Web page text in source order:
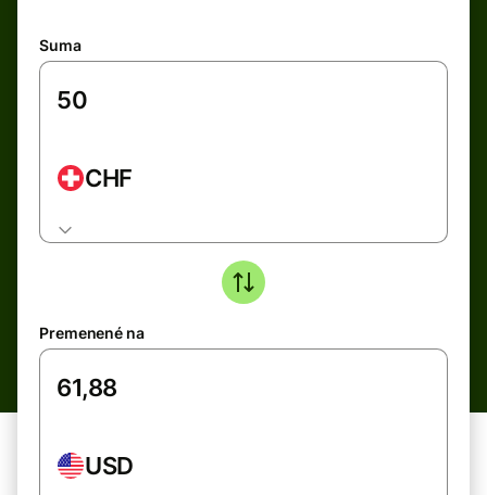
Suma
CHF
Premenené na
USD